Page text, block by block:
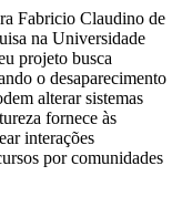
Fabricio Claudino de
na Universidade
projeto busca
o desaparecimento
alterar sistemas
fornece às
interações
por comunidades